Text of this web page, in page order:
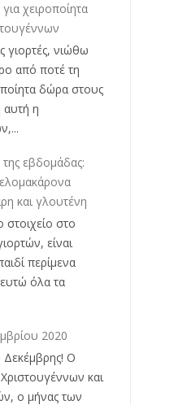
χειροποίητα
γιορτές, νιώθω
από ποτέ τη
δώρα στους
η
εβδομάδας:
και γλουτένη
στοιχείο στο
είναι
περίμενα
όλα τα
2020
Δεκέμβρης! Ο
και
ο μήνας των